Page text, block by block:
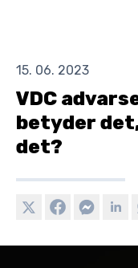
15. 06. 2023
VDC
betyder
det?